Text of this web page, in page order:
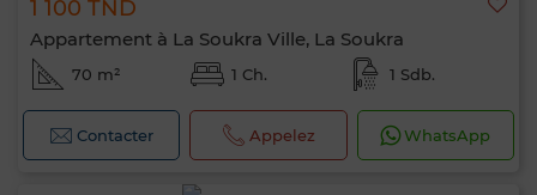
1 100 TND
Appartement à La Soukra Ville, La Soukra
70 m² 1 Ch. 1 Sdb.
Contacter Appelez WhatsApp